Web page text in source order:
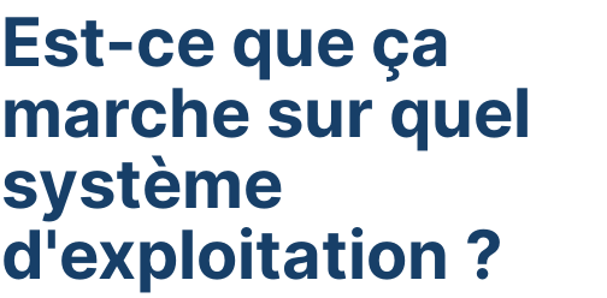
Est-ce que ça
marche sur quel
système
d'exploitation ?